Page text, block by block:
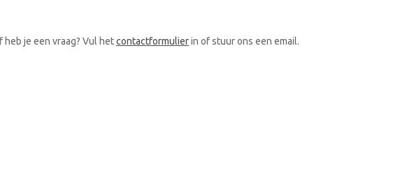
je een vraag? Vul hetcontactformulierin of stuur ons een email.